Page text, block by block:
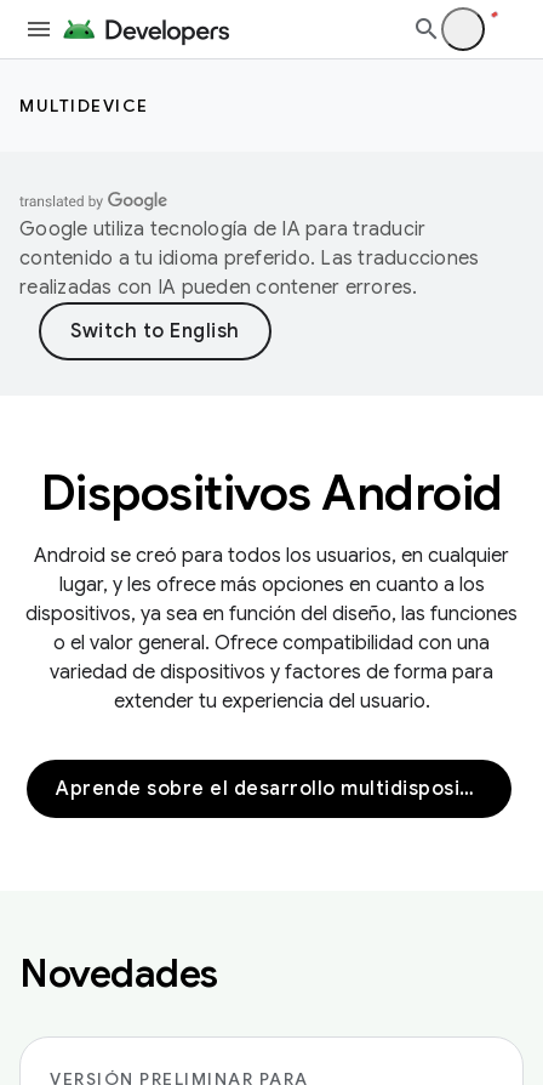
MULTIDEVICE
Google utiliza tecnología de IA para traducir
contenido a tu idioma preferido. Las traducciones
realizadas con IA pueden contener errores.
Dispositivos Android
Android se creó para todos los usuarios, en cualquier
lugar, y les ofrece más opciones en cuanto a los
dispositivos, ya sea en función del diseño, las funciones
o el valor general. Ofrece compatibilidad con una
variedad de dispositivos y factores de forma para
extender tu experiencia del usuario.
Aprende sobre el desarrollo multidispositivo
Novedades
VERSIÓN PRELIMINAR PARA